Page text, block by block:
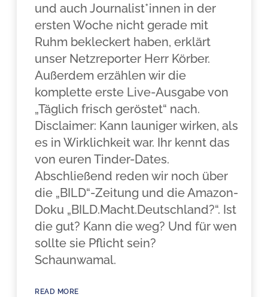
und auch Journalist*innen in der
ersten Woche nicht gerade mit
Ruhm bekleckert haben, erklärt
unser Netzreporter Herr Körber.
Außerdem erzählen wir die
komplette erste Live-Ausgabe von
„Täglich frisch geröstet“ nach.
Disclaimer: Kann launiger wirken, als
es in Wirklichkeit war. Ihr kennt das
von euren Tinder-Dates.
Abschließend reden wir noch über
die „BILD“-Zeitung und die Amazon-
Doku „BILD.Macht.Deutschland?“. Ist
die gut? Kann die weg? Und für wen
sollte sie Pflicht sein?
Schaunwamal.
READ MORE